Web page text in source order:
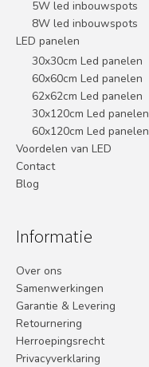
5W led inbouwspots
8W led inbouwspots
LED panelen
30x30cm Led panelen
60x60cm Led panelen
62x62cm Led panelen
30x120cm Led panelen
60x120cm Led panelen
Voordelen van LED
Contact
Blog
Informatie
Over ons
Samenwerkingen
Garantie & Levering
Retournering
Herroepingsrecht
Privacyverklaring